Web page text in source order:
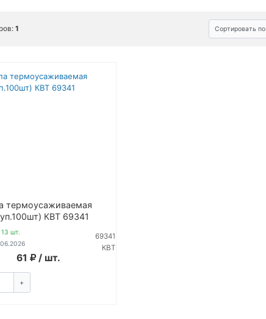
1 Сортировать по
термоусаживаемая
КВТ 69341
69341
КВТ
шт.
61 / шт.
+